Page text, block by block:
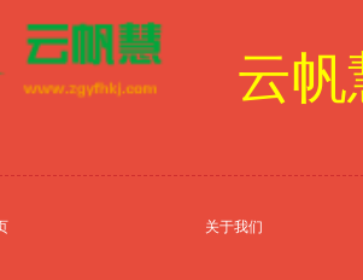
云帆
关于我们